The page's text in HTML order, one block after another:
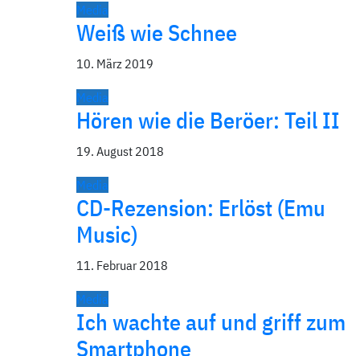
Media
Weiß wie Schnee
10. März 2019
Media
Hören wie die Beröer: Teil II
19. August 2018
Media
CD-Rezension: Erlöst (Emu
Music)
11. Februar 2018
Media
Ich wachte auf und griff zum
Smartphone